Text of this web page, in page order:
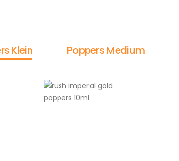
Klein Poppers Medium